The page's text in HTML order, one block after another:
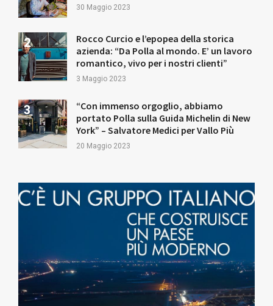
30 Maggio 2023
Rocco Curcio e l’epopea della storica
azienda: “Da Polla al mondo. E’ un lavoro
romantico, vivo per i nostri clienti”
3 Maggio 2023
“Con immenso orgoglio, abbiamo
portato Polla sulla Guida Michelin di New
York” – Salvatore Medici per Vallo Più
20 Maggio 2023